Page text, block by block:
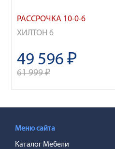
РАССРОЧКА 10-0-6
ХИЛТОН 6
49 596 ₽
61 999 ₽
Меню сайта
Каталог Мебели